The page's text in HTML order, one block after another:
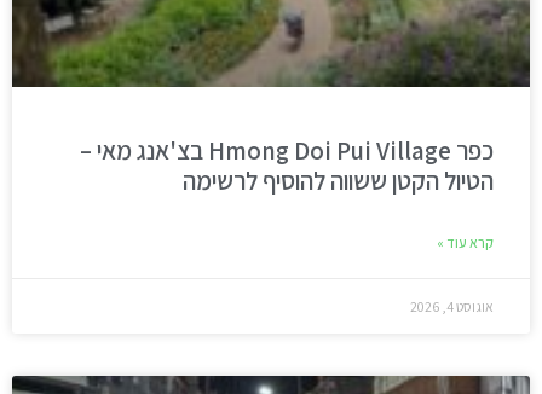
כפר Hmong Doi Pui Village בצ'אנג מאי –
הטיול הקטן ששווה להוסיף לרשימה
קרא עוד »
אוגוסט 4, 2026